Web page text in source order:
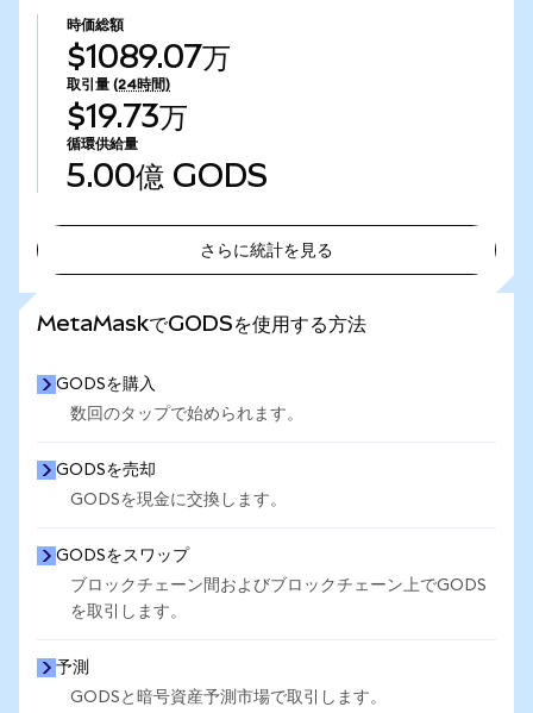
時価総額
$1089.07万
取引量 (24時間)
$19.73万
循環供給量
5.00億 GODS
さらに統計を見る
MetaMaskでGODSを使用する方法
GODSを購入
数回のタップで始められます。
GODSを売却
GODSを現金に交換します。
GODSをスワップ
ブロックチェーン間およびブロックチェーン上でGODS
を取引します。
予測
GODSと暗号資産予測市場で取引します。